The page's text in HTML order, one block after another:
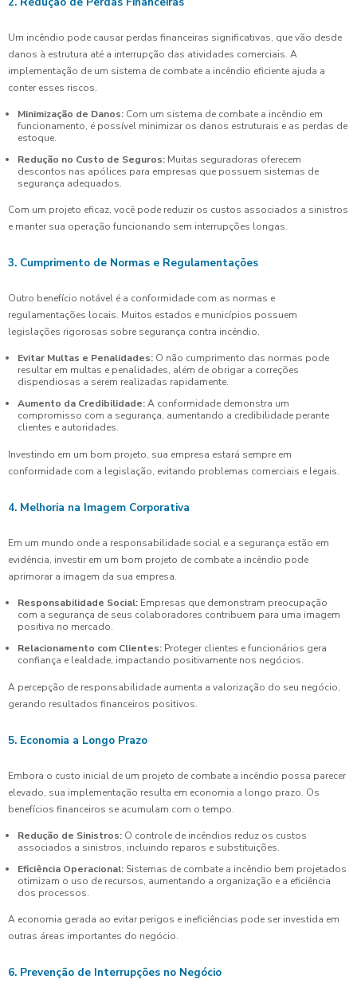
Um incêndio pode causar perdas financeiras significativas, que vão desde
danos à estrutura até a interrupção das atividades comerciais. A
implementação de um sistema de combate a incêndio eficiente ajuda a
conter esses riscos.
Minimização de Danos: Com um sistema de combate a incêndio em
funcionamento, é possível minimizar os danos estruturais e as perdas de
estoque.
Redução no Custo de Seguros: Muitas seguradoras oferecem
descontos nas apólices para empresas que possuem sistemas de
segurança adequados.
Com um projeto eficaz, você pode reduzir os custos associados a sinistros
e manter sua operação funcionando sem interrupções longas.
3. Cumprimento de Normas e Regulamentações
Outro benefício notável é a conformidade com as normas e
regulamentações locais. Muitos estados e municípios possuem
legislações rigorosas sobre segurança contra incêndio.
Evitar Multas e Penalidades: O não cumprimento das normas pode
resultar em multas e penalidades, além de obrigar a correções
dispendiosas a serem realizadas rapidamente.
Aumento da Credibilidade:A conformidade demonstra um
compromisso com a segurança, aumentando a credibilidade perante
clientes e autoridades.
Investindo em um bom projeto, sua empresa estará sempre em
conformidade com a legislação, evitando problemas comerciais e legais.
4. Melhoria na Imagem Corporativa
Em um mundo onde a responsabilidade social e a segurança estão em
evidência, investir em um bom projeto de combate a incêndio pode
aprimorar a imagem da sua empresa.
Responsabilidade Social: Empresas que demonstram preocupação
com a segurança de seus colaboradores contribuem para uma imagem
positiva no mercado.
Relacionamento com Clientes: Proteger clientes e funcionários gera
confiança e lealdade, impactando positivamente nos negócios.
A percepção de responsabilidade aumenta a valorização do seu negócio,
gerando resultados financeiros positivos.
5. Economia a Longo Prazo
Embora o custo inicial de um projeto de combate a incêndio possa parecer
elevado, sua implementação resulta em economia a longo prazo. Os
benefícios financeiros se acumulam com o tempo.
Redução de Sinistros: O controle de incêndios reduz os custos
associados a sinistros, incluindo reparos e substituições.
Eficiência Operacional: Sistemas de combate a incêndio bem projetados
otimizam o uso de recursos, aumentando a organização e a eficiência
dos processos.
A economia gerada ao evitar perigos e ineficiências pode ser investida em
outras áreas importantes do negócio.
6. Prevenção de Interrupções no Negócio